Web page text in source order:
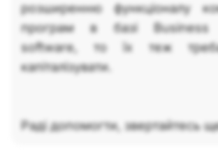
розширенню функціоналу
програм в базі Business
software, то їх теж
капіталізувати.
Раді допомогти, звертайтесь